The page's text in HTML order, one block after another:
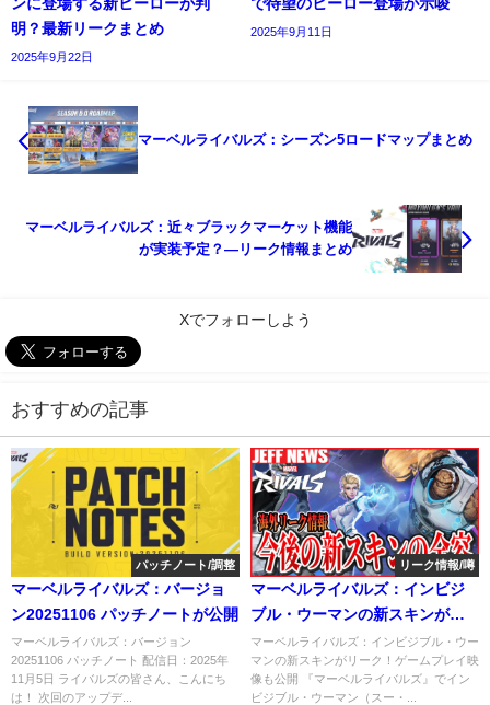
ンに登場する新ヒーローが判
明？最新リークまとめ
2025年9月22日
で待望のヒーロー登場が示唆
2025年9月11日
マーベルライバルズ：シーズン5ロードマップまとめ
マーベルライバルズ：近々ブラックマーケット機能
が実装予定？—リーク情報まとめ
Xでフォローしよう
おすすめの記事
パッチノート/調整
マーベルライバルズ：バージョ
ン20251106 パッチノートが公開
マーベルライバルズ：バージョン
20251106 パッチノート 配信日：2025年
11月5日 ライバルズの皆さん、こんにち
は！ 次回のアップデ...
リーク情報/噂
マーベルライバルズ：インビジ
ブル・ウーマンの新スキンがリ
ーク！ゲームプレイ映像も公開
マーベルライバルズ：インビジブル・ウー
マンの新スキンがリーク！ゲームプレイ映
像も公開 『マーベルライバルズ』でイン
ビジブル・ウーマン（スー・...